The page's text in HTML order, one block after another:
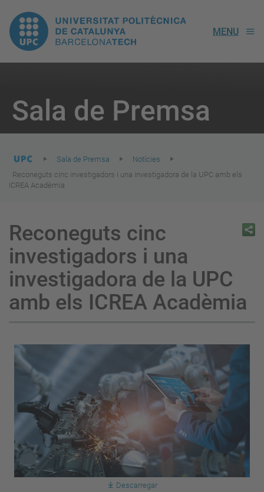
UPC.
Universitat
de
Catalunya
MENU
Sala de Premsa
here:
Sala de Premsa
Notícies
Reconeguts cinc investigadors i una investigadora de la UPC amb els
ICREA Acadèmia
Reconeguts cinc
investigadors i una
investigadora de la UPC
amb els ICREA Acadèmia
Descarregar